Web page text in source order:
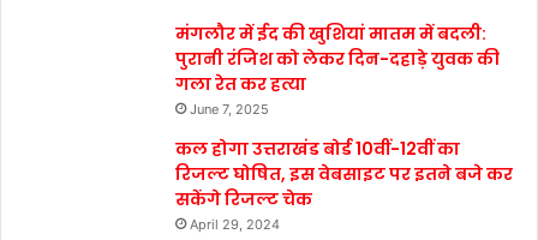
मंगलौर में ईद की खुशियां मातम में बदली:
पुरानी रंजिश को लेकर दिन-दहाड़े युवक की
गला रेत कर हत्या
June 7, 2025
कल होगा उत्तराखंड बोर्ड 10वीं-12वीं का
रिजल्ट घोषित, इस वेबसाइट पर इतने बजे कर
सकेंगे रिजल्ट चेक
April 29, 2024